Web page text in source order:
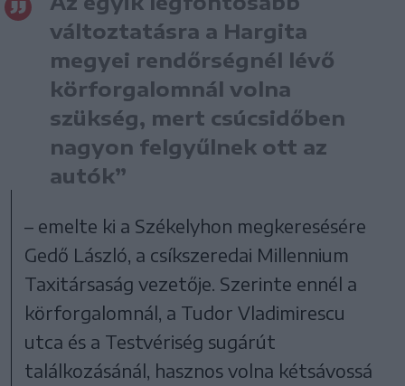
változtatásra a Hargita
megyei rendőrségnél lévő
körforgalomnál volna
szükség, mert csúcsidőben
nagyon felgyűlnek ott az
autók”
– emelte ki a Székelyhon megkeresésére
Gedő László, a csíkszeredai Millennium
Taxitársaság vezetője. Szerinte ennél a
körforgalomnál, a Tudor Vladimirescu
utca és a Testvériség sugárút
találkozásánál, hasznos volna kétsávossá